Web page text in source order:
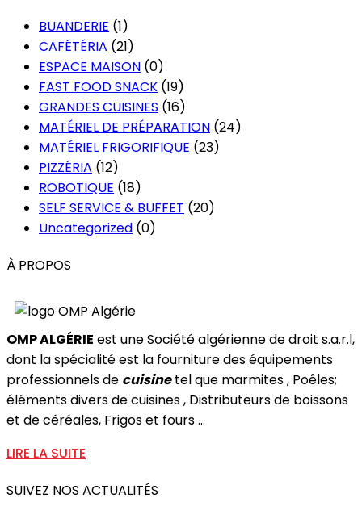
BUANDERIE (1)
CAFÉTÉRIA (21)
ESPACE MAISON (0)
FAST FOOD SNACK (19)
GRANDES CUISINES (16)
MATÉRIEL DE PRÉPARATION (24)
MATÉRIEL FRIGORIFIQUE (23)
PIZZÉRIA (12)
ROBOTIQUE (18)
SELF SERVICE & BUFFET (20)
Uncategorized (0)
À PROPOS
OMP ALGÉRIE est une Société algérienne de droit s.a.r.l,
dont la spécialité est la fourniture des équipements
professionnels de cuisine tel que marmites , Poêles;
éléments divers de cuisines , Distributeurs de boissons
et de céréales, Frigos et fours ...
LIRE LA SUITE
SUIVEZ NOS ACTUALITÉS